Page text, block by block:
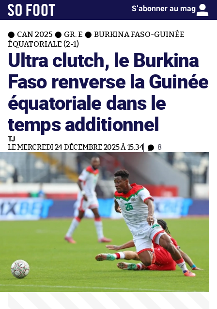
S’abonner au mag
CAN 2025 GR. E
BURKINA FASO-GUINÉE
ÉQUATORIALE (2-1)
Ultra clutch, le Burkina
Faso renverse la Guinée
équatoriale dans le
temps additionnel
TJ
LE MERCREDI 24 DÉCEMBRE 2025 À 15:34 8